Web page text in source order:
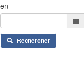
en
Rechercher